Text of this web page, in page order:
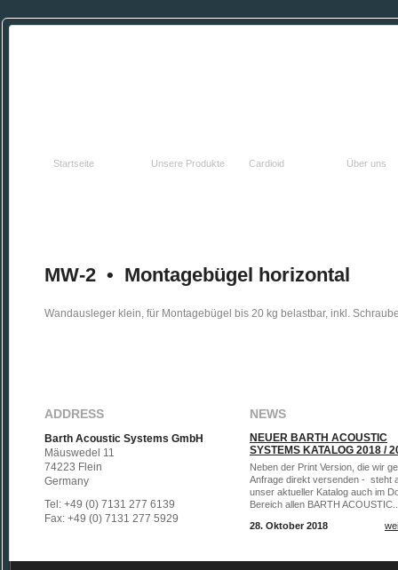
Startseite Unsere Produkte Cardioid Über uns
MW-2 • Montagebügel horizontal
Wandausleger klein, für Montagebügel bis 20 kg belastbar, inkl.
ADDRESS
Barth Acoustic Systems GmbH
Mäuswedel 11
74223 Flein
Germany
Tel: +49 (0) 7131 277 6139
Fax: +49 (0) 7131 277 5929
NEWS
NEUER BARTH ACOUSTIC
SYSTEMS KATALOG 2018 /
Neben der Print Version, die wir
Anfrage direkt versenden - steht
unser aktueller Katalog auch im
Bereich allen BARTH
28. Oktober 2018